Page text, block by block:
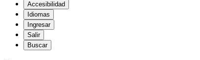
Accesibilidad
Idiomas
Ingresar
Salir
Buscar